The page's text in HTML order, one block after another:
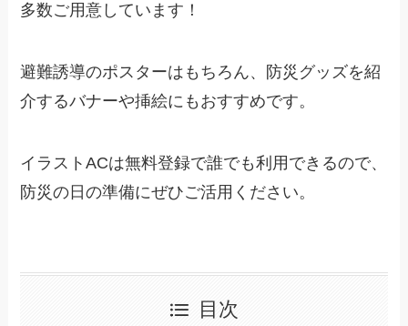
多数ご用意しています！
避難誘導のポスターはもちろん、防災グッズを紹
介するバナーや挿絵にもおすすめです。
イラストACは無料登録で誰でも利用できるので、
防災の日の準備にぜひご活用ください。
目次